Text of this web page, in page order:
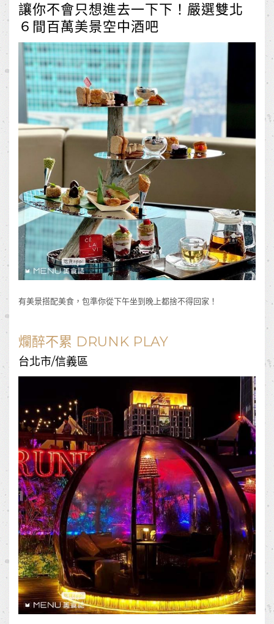
讓你不會只想進去一下下！嚴選雙北
６間百萬美景空中酒吧
有美景搭配美食，包準你從下午坐到晚上都捨不得回家！
爛醉不累 DRUNK PLAY
台北市/信義區